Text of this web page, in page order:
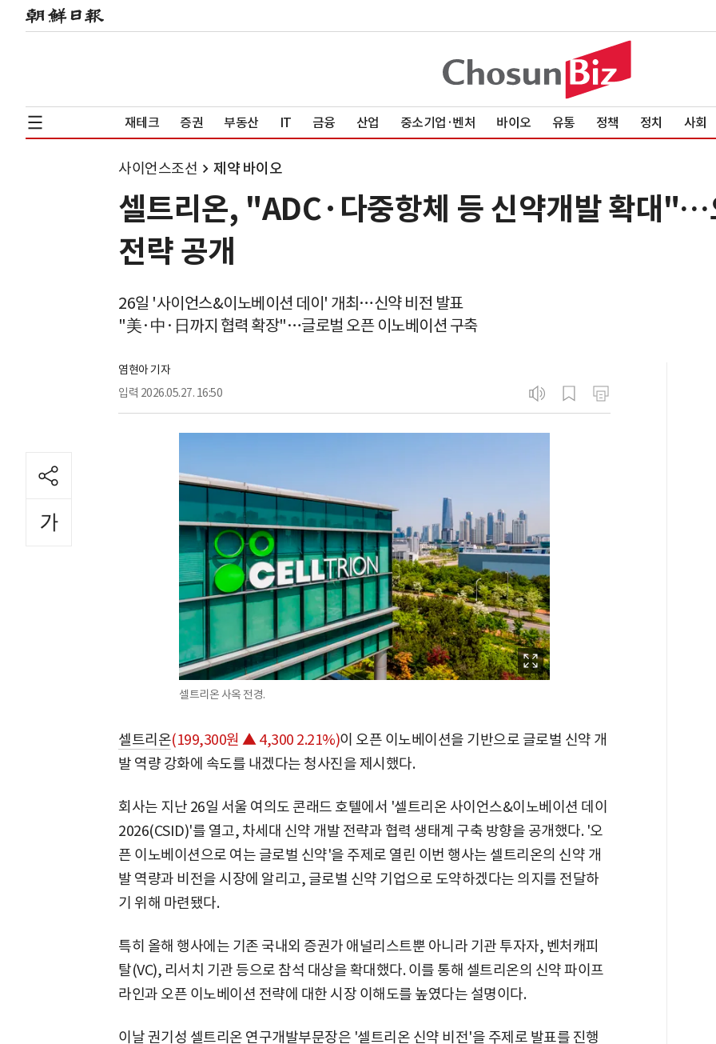
재테크 증권 부동산 IT 금융 산업 중소기업·벤처 바이오 유통 정책 정치 사회
사이언스조선 제약 바이오
셀트리온, "ADC·다중항체 등 신약개발 확대"…
전략 공개
26일 '사이언스&이노베이션 데이' 개최…신약 비전 발표
"美·中·日까지 협력 확장"…글로벌 오픈 이노베이션 구축
염현아 기자
입력 2026.05.27. 16:50
셀트리온 사옥 전경.
셀트리온(199,300원 ▲ 4,300 2.21%)이 오픈 이노베이션을 기반으로 글로벌 신약 개
발 역량 강화에 속도를 내겠다는 청사진을 제시했다.
회사는 지난 26일 서울 여의도 콘래드 호텔에서 '셀트리온 사이언스&이노베이션 데이
2026(CSID)'를 열고, 차세대 신약 개발 전략과 협력 생태계 구축 방향을 공개했다. '오
픈 이노베이션으로 여는 글로벌 신약'을 주제로 열린 이번 행사는 셀트리온의 신약 개
발 역량과 비전을 시장에 알리고, 글로벌 신약 기업으로 도약하겠다는 의지를 전달하
기 위해 마련됐다.
특히 올해 행사에는 기존 국내외 증권가 애널리스트뿐 아니라 기관 투자자, 벤처캐피
탈(VC), 리서치 기관 등으로 참석 대상을 확대했다. 이를 통해 셀트리온의 신약 파이프
라인과 오픈 이노베이션 전략에 대한 시장 이해도를 높였다는 설명이다.
이날 권기성 셀트리온 연구개발부문장은 '셀트리온 신약 비전'을 주제로 발표를 진행